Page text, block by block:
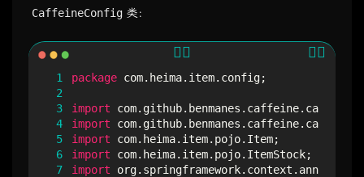
CaffeineConfig 类：
1
2
3
4
5
6
7
package com.heima.item.config;
import
import
import
com.heima.item.pojo.Item;
import
com.heima.item.pojo.ItemStock;
import